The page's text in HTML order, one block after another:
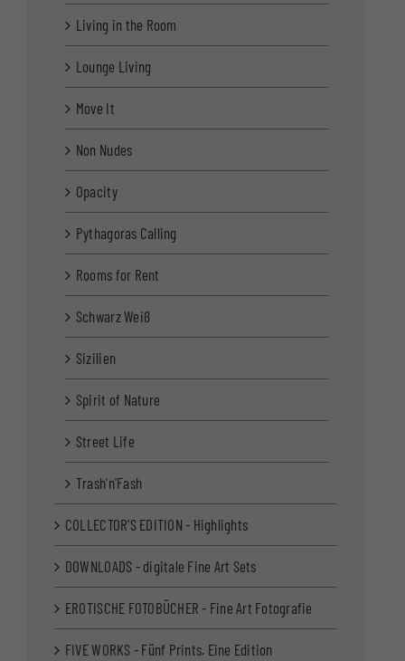
Living in the Room
Lounge Living
Move It
Non Nudes
Opacity
Pythagoras Calling
Rooms for Rent
Schwarz Weiß
Sizilien
Spirit of Nature
Street Life
Trash'n'Fash
COLLECTOR'S EDITION - Highlights
DOWNLOADS - digitale Fine Art Sets
EROTISCHE FOTOBÜCHER - Fine Art Fotografie
FIVE WORKS - Fünf Prints. Eine Edition